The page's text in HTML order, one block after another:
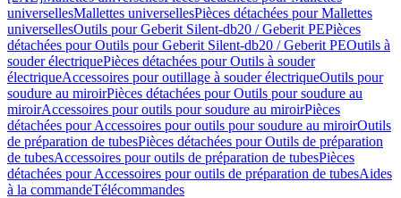
universellesMallettes universellesPièces détachées pour Mallettes
universellesOutils pour Geberit Silent-db20 / Geberit PEPièces
détachées pour Outils pour Geberit Silent-db20 / Geberit PEOutils à
souder électriquePièces détachées pour Outils à souder
électriqueAccessoires pour outillage à souder électriqueOutils pour
soudure au miroirPièces détachées pour Outils pour soudure au
miroirAccessoires pour outils pour soudure au miroirPièces
détachées pour Accessoires pour outils pour soudure au miroirOutils
de préparation de tubesPièces détachées pour Outils de préparation
de tubesAccessoires pour outils de préparation de tubesPièces
détachées pour Accessoires pour outils de préparation de tubesAides
à la commandeTélécommandes